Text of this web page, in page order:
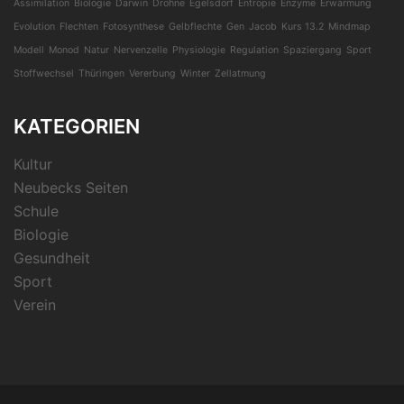
Assimilation Biologie Darwin Drohne Egelsdorf Entropie Enzyme Erwärmung
Evolution Flechten Fotosynthese Gelbflechte Gen Jacob Kurs 13.2 Mindmap
Modell Monod Natur Nervenzelle Physiologie Regulation Spaziergang Sport
Stoffwechsel Thüringen Vererbung Winter Zellatmung
KATEGORIEN
Kultur
Neubecks Seiten
Schule
Biologie
Gesundheit
Sport
Verein